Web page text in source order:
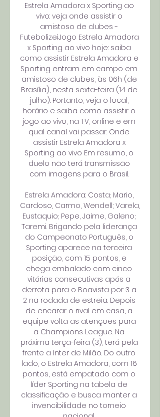
Estrela Amadora x Sporting ao
vivo: veja onde assistir o
amistoso de clubes -
FutebolizeiJogo Estrela Amadora
x Sporting ao vivo hoje: saiba
como assistir Estrela Amadora e
Sporting entram em campo em
amistoso de clubes, às 06h (de
Brasília), nesta sexta-feira (14 de
julho). Portanto, veja o local,
horário e saiba como assistir o
jogo ao vivo, na TV, online e em
qual canal vai passar. Onde
assistir Estrela Amadora x
Sporting ao vivo Em resumo, o
duelo não terá transmissão
com imagens para o Brasil.
Estrela Amadora: Costa; Mario,
Cardoso, Carmo, Wendell; Varela,
Eustaquio; Pepe, Jaime, Galeno;
Taremi. Brigando pela liderança
do Campeonato Português, o
Sporting aparece na terceira
posição, com 15 pontos, e
chega embalado com cinco
vitórias consecutivas após a
derrota para o Boavista por 3 a
2 na rodada de estreia. Depois
de encarar o rival em casa, a
equipe volta as atenções para
a Champions League. Na
próxima terça-feira (3), terá pela
frente a Inter de Milão. Do outro
lado, o Estrela Amadora, com 16
pontos, está empatado com o
líder Sporting na tabela de
classificação e busca manter a
invencibilidade no torneio